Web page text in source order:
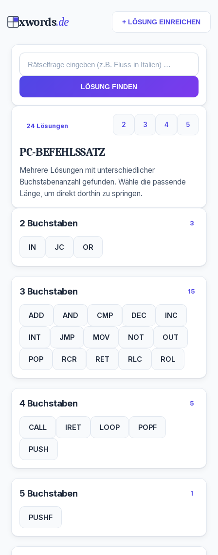
xwords.de + LÖSUNG EINREICHEN
LÖSUNG FINDEN
24 Lösungen 2
2 Buchstaben
3
3 Buchstaben
4
4 Buchstaben
5
5
PC-BEFEHLSSATZ
Mehrere Lösungen mit unterschiedlicher
Buchstabenanzahl gefunden. Wähle die passende
Länge, um direkt dorthin zu springen.
2 Buchstaben 3
IN JC OR
3 Buchstaben 15
ADD AND CMP DEC INC
INT JMP MOV NOT OUT
POP RCR RET RLC ROL
4 Buchstaben 5
CALL IRET LOOP POPF
PUSH
5 Buchstaben 1
PUSHF